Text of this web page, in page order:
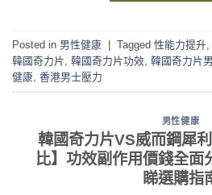
Posted in 男性健康 | Tagged 性能力提升
韓國奇力片 韓國奇力片功效 韓國奇力片
健康 香港男士壓力
男性健康
韓國奇力片VS威而鋼犀
比】功效副作用價錢全面
睇選購指